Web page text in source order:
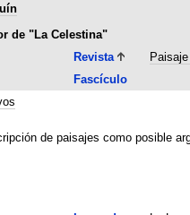
de "La Celestina"
Revista
Fascículo
de paisajes como posible